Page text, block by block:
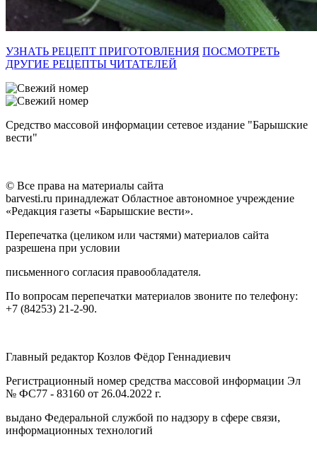
УЗНАТЬ РЕЦЕПТ ПРИГОТОВЛЕНИЯ ПОСМОТРЕТЬ
ДРУГИЕ РЕЦЕПТЫ ЧИТАТЕЛЕЙ
Средство массовой информации сетевое издание "Барышские
вести"
© Все права на материалы сайта
barvesti.ru принадлежат Областное автономное учреждение
«Редакция газеты «Барышские вести».
Перепечатка (целиком или частями) материалов сайта
разрешена при условии
письменного согласия правообладателя.
По вопросам перепечатки материалов звоните по телефону:
+7 (84253) 21-2-90.
Главный редактор Козлов Фёдор Геннадиевич
Регистрационный номер средства массовой информации Эл
№ ФС77 - 83160 от 26.04.2022 г.
выдано Федеральной службой по надзору в сфере связи,
информационных технологий